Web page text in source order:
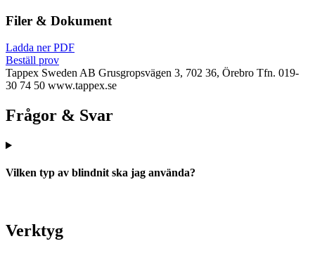
Filer & Dokument
Ladda ner PDF
Beställ prov
Tappex Sweden AB Grusgropsvägen 3, 702 36, Örebro Tfn. 019-
30 74 50 www.tappex.se
Frågor & Svar
Vilken typ av blindnit ska jag använda?
Verktyg